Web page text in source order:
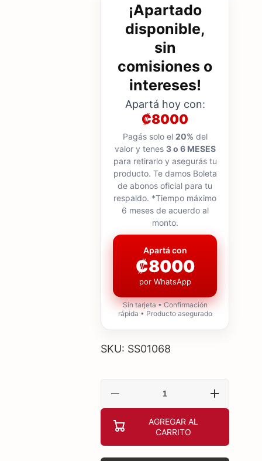
¡Apartado
disponible,
sin
comisiones o
intereses!
Apartá hoy con:
₡8000
Pagás solo el 20% del
valor y tenes 3 o 6 MESES
para retirarlo y asegurás tu
producto. Te damos Boleta
de abonos oficial para tu
respaldo. *Tiempo máximo
6 meses de acuerdo al
monto.
Apartá con
₡8000
por WhatsApp
Sin tarjeta • Confirmación
rápida • Producto asegurado
SKU: SS01068
Reducir
Samsung
estuche
z
Aumentar
transparente
z
AGREGAR AL
CARRITO